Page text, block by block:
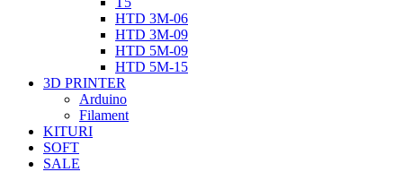
HTD 3M-06
HTD 3M-09
HTD 5M-09
HTD 5M-15
3D PRINTER
Arduino
Filament
KITURI
SOFT
SALE